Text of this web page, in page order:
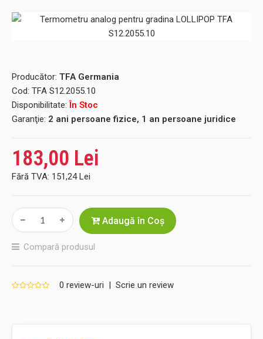
Producător: TFA Germania
Cod: TFA S12.2055.10
Disponibilitate: În Stoc
Garanţie: 2 ani persoane fizice, 1 an persoane juridice
183,00 Lei
Fără TVA: 151,24 Lei
Adaugă în Coş
Compară produsul
0 review-uri | Scrie un review